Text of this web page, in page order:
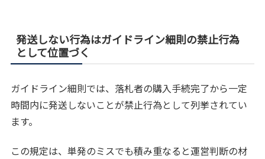
発送しない行為はガイドライン細則の禁止行為
として位置づく
ガイドライン細則では、落札者の購入手続完了から一定
時間内に発送しないことが禁止行為として列挙されてい
ます。
この規定は、単発のミスでも積み重なると運営判断の材